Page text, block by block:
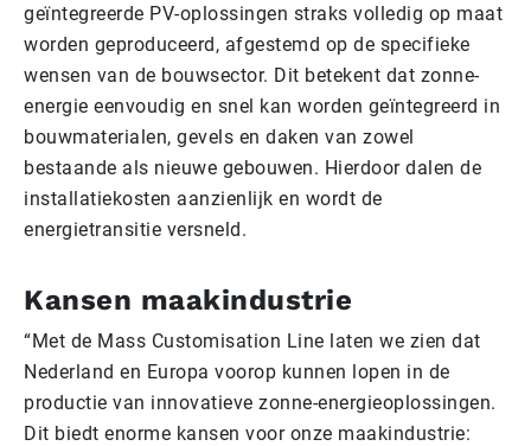
geïntegreerde PV-oplossingen straks volledig op maat
worden geproduceerd, afgestemd op de specifieke
wensen van de bouwsector. Dit betekent dat zonne-
energie eenvoudig en snel kan worden geïntegreerd in
bouwmaterialen, gevels en daken van zowel
bestaande als nieuwe gebouwen. Hierdoor dalen de
installatiekosten aanzienlijk en wordt de
energietransitie versneld.
Kansen maakindustrie
“Met de Mass Customisation Line laten we zien dat
Nederland en Europa voorop kunnen lopen in de
productie van innovatieve zonne-energieoplossingen.
Dit biedt enorme kansen voor onze maakindustrie: